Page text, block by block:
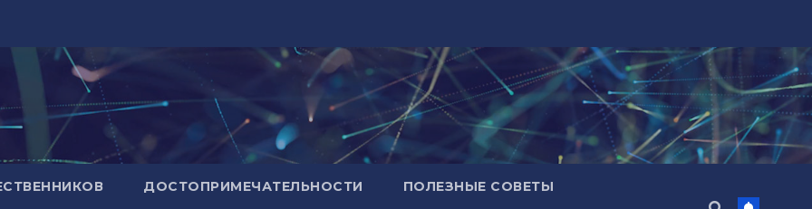
ДОСТОПРИМЕЧАТЕЛЬНОСТИ ПОЛЕЗНЫЕ СОВЕТЫ